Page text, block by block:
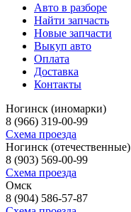
Авто в разборе
Найти запчасть
Новые запчасти
Выкуп авто
Оплата
Доставка
Контакты
Ногинск (иномарки)
8 (966) 319-00-99
Схема проезда
Ногинск (отечественные)
8 (903) 569-00-99
Схема проезда
Омск
8 (904) 586-57-87